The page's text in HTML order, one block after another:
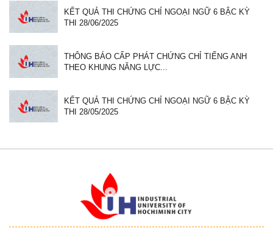
KẾT QUẢ THI CHỨNG CHỈ NGOẠI NGỮ 6 BẬC KỲ
THI 28/06/2025
THÔNG BÁO CẤP PHÁT CHỨNG CHỈ TIẾNG ANH
THEO KHUNG NĂNG LỰC...
KẾT QUẢ THI CHỨNG CHỈ NGOẠI NGỮ 6 BẬC KỲ
THI 28/05/2025